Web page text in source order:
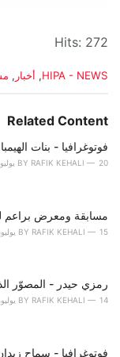
Hits: 272
C
e
o
r
:
HIPA - NEWS
, أخبار ,
Related Content
فوتوغرافيا - بنات
BY RAFIK KEHALI 20 يوليو، 2026
مسابقة ومعرض براعم
BY RAFIK KEHALI 15 يوليو، 2026
رمزي حيدر - المصوّر
BY RAFIK KEHALI 14 يوليو، 2026
فوتوغرافيا - سماح